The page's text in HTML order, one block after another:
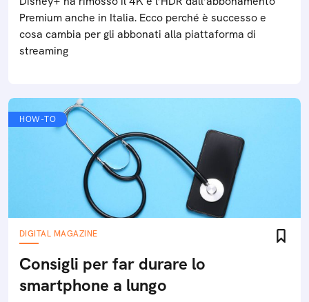
Premium anche in Italia. Ecco perché è successo e
cosa cambia per gli abbonati alla piattaforma di
streaming
HOW-TO
DIGITAL MAGAZINE
Consigli per far durare lo
smartphone a lungo